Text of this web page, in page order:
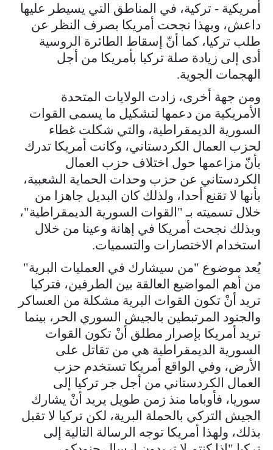
أمريكية - تركية، في المناطق التي يسيطر عليها
داعش، وبهذا نجحت أمريكا بصرف النظر عن
طلب تركيا، كما أنّ إسقاط الطائرة الروسية
أدى إلى زيادة صلة تركيا بأمريكا من أجل
الهجمات الجوية.
ومن جهة أخرى، زادت الولايات المتحدة
الأمريكية من دعمها لتشكيل ما يسمى القوات
السورية الديمقراطية، والتي شكلت غطاء
لحزب العمال الكردستاني، وكانت أمريكا تدرك
بأنّ مزاعمها حول اختلاف حزب العمال
الكردستاني عن حزب وحدات الحماية الشعبية،
بأنها لا تقنع أحدا، ولذلك كان البديل جاهزا من
خلال تسميته بـ "القوات السورية الديمقراطية"،
وبذلك نجحت أمريكا في إهانة وعينا من خلال
استخدام الاختصارات والتسميات.
يُعد موضوع "من سيشارك في العمليات البرية"
من أهم المواضيع العالقة بين الطرفين، فتركيا
تريد أنْ تكون القوات البرية مشكلة من العساكر
والجنود المرتبطين بالجيش السوري الحر، بينما
تريد أمريكا بإصرار مطلق أنْ تكون القوات
السورية الديمقراطية هي من تقاتل على
الأرض، وفي الواقع أمريكا تستخدم حزب
العمال الكردستاني من أجل جر تركيا إلى
سوريا، فأوباما منذ زمن طويل يريد أنْ يشارك
الجيش التركي بالحملة البرية، لكن تركيا لا تقبل
بذلك، ولهذا أمريكا توجه الرسالة التالية إلى